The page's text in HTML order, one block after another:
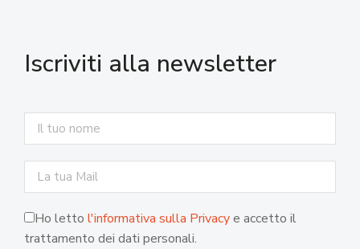
Iscriviti alla newsletter
Ho letto l'informativa sulla Privacye accetto il
trattamento dei dati personali.